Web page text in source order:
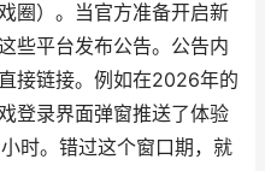
圈）。当官方准备开启新
些平台发布公告。公告内
接链接。例如在2026年的
登录界面弹窗推送了体验
时。错过这个窗口期，就